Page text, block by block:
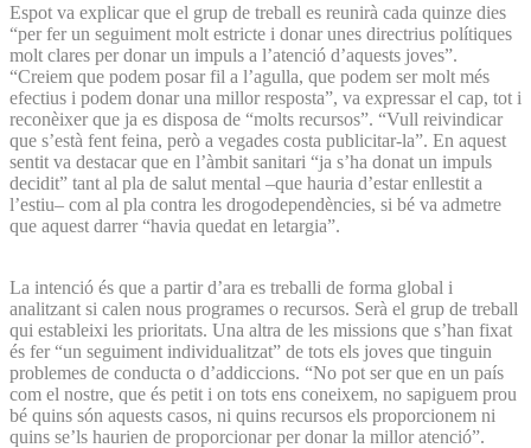
Espot va explicar que el grup de treball es reunirà cada quinze dies
“per fer un seguiment molt estricte i donar unes directrius polítiques
molt clares per donar un impuls a l’atenció d’aquests joves”.
“Creiem que podem posar fil a l’agulla, que podem ser molt més
efectius i podem donar una millor resposta”, va expressar el cap, tot i
reconèixer que ja es disposa de “molts recursos”. “Vull reivindicar
que s’està fent feina, però a vegades costa publicitar-la”. En aquest
sentit va destacar que en l’àmbit sanitari “ja s’ha donat un impuls
decidit” tant al pla de salut mental –que hauria d’estar enllestit a
l’estiu– com al pla contra les drogodependències, si bé va admetre
que aquest darrer “havia quedat en letargia”.
La intenció és que a partir d’ara es treballi de forma global i
analitzant si calen nous programes o recursos. Serà el grup de treball
qui estableixi les prioritats. Una altra de les missions que s’han fixat
és fer “un seguiment individualitzat” de tots els joves que tinguin
problemes de conducta o d’addiccions. “No pot ser que en un país
com el nostre, que és petit i on tots ens coneixem, no sapiguem prou
bé quins són aquests casos, ni quins recursos els proporcionem ni
quins se’ls haurien de proporcionar per donar la millor atenció”.